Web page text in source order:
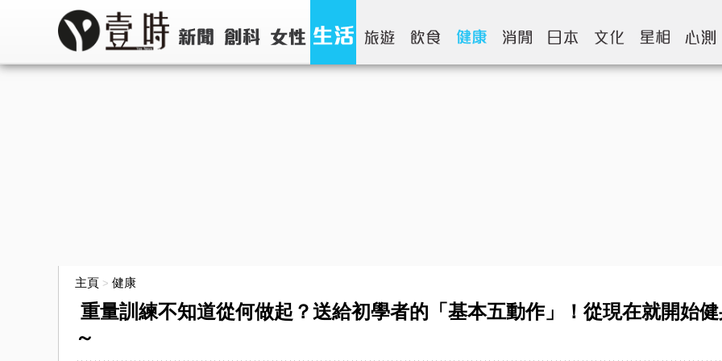
主頁 > 健康
重量訓練不知道從何做起？送給初學者的「基本五動作」！從現在就開始
～